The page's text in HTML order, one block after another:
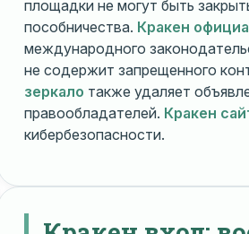
площадки не могут быть
пособничества. Кракен
международного
не содержит запрещенного
зеркало также удаляет
правообладателей. Кракен
кибербезопасности.